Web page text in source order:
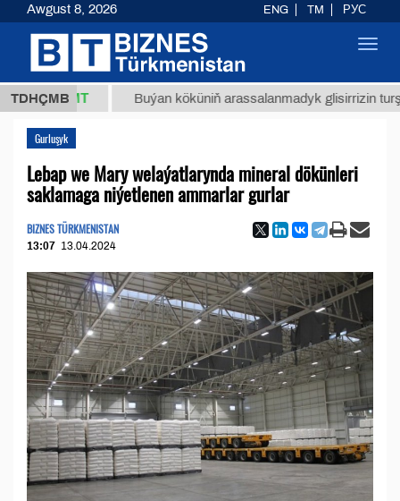
TDHÇMB
ТМТ Buýan köküniň arassalanmadyk glisirrizin turşusy
Gurluşyk
Lebap we Mary welaýatlarynda mineral dökünleri
saklamaga niýetlenen ammarlar gurlar
BIZNES TÜRKMENISTAN
13:07 13.04.2024
Awgust 8, 2026 ENG TM РУС